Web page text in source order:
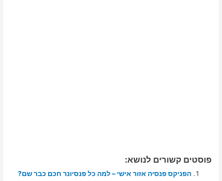
פוסטים קשורים לנושא:
הפניקס פנסיה אזור אישי – למה כל פנסיונר חכם כבר שם?